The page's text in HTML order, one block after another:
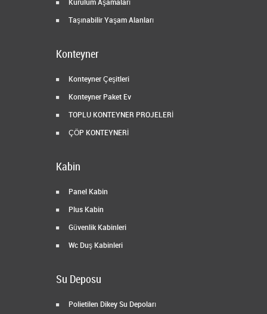
Kurulum Aşamaları
Taşınabilir Yaşam Alanları
Konteyner
Konteyner Çeşitleri
Konteyner Paket Ev
TOPLU KONTEYNER PROJELERİ
ÇÖP KONTEYNERİ
Kabin
Panel Kabin
Plus Kabin
Güvenlik Kabinleri
Wc Duş Kabinleri
Su Deposu
Polietilen Dikey Su Depoları